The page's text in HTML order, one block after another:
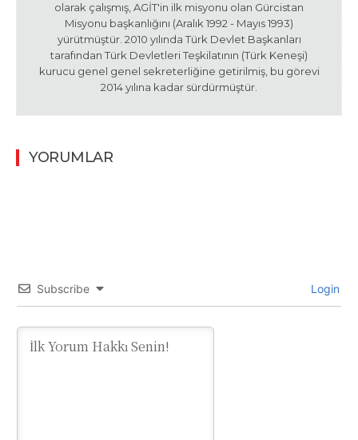
olarak çalışmış, AGİT'in ilk misyonu olan Gürcistan
Misyonu başkanlığını (Aralık 1992 - Mayıs 1993)
yürütmüştür. 2010 yılında Türk Devlet Başkanları
tarafından Türk Devletleri Teşkilatının (Türk Keneşi)
kurucu genel genel sekreterliğine getirilmiş, bu görevi
2014 yılına kadar sürdürmüştür.
YORUMLAR
Subscribe Login